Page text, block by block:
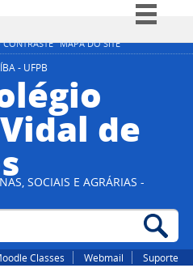
MAPA DO SITE
Simplifique!
Participe
Acesso à informação
Legislação
- UFPB
de
SOCIAIS E AGRÁRIAS -
Classes Webmail Suporte